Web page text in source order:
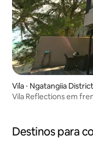
Vila ⋅ Ngatangiia District
Vila Reflections em
Destinos para